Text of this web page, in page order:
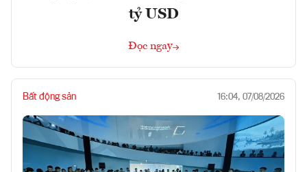
tỷ USD
Đọc ngay
Bất động sản 16:04, 07/08/2026